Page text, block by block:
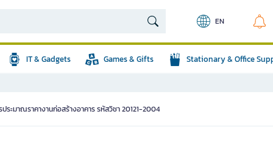
EN
IT & Gadgets Games & Gifts Stationary & Office
ระมาณราคางานก่อสร้างอาคาร รหัสวิชา 20121-2004